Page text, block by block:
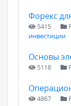
Форекс
5415
инвестиции
Основы
5118
4867